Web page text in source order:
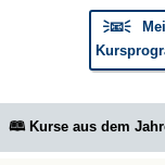
🗦📧🗧
🕮 Kurse aus dem